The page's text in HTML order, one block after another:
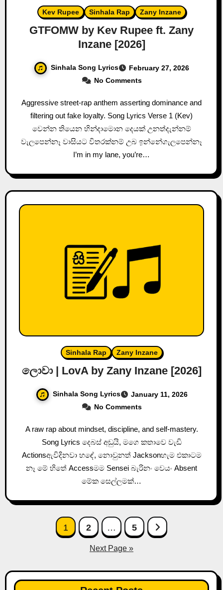
Kev Rupee Sinhala Rap Zany Inzane
GTFOMW by Kev Rupee ft. Zany
Inzane [2026]
Sinhala Song Lyrics
February 27, 2026
No Comments
Aggressive street-rap anthem asserting dominance and
filtering out fake loyalty. Song Lyrics Verse 1 (Kev)
වෙන්න තියෙන හින්දාමොන දෙයක් උනත්දැන්නම්
වැලපෙන්නෑ වාසියට විතරක්නම් උබ ඉන්නේගැලපෙන්නෑ
I’m in my lane, you’re…
Sinhala Rap Zany Inzane
ලොවා | LovA by Zany Inzane [2026]
Sinhala Song Lyrics
January 11, 2026
No Comments
A raw rap about mindset, discipline, and self-mastery.
Song Lyrics දෙබස් අඩුයි, මගෙ කතාවෙ වැඩි
Actionsඇවිදිනවා හඳේ, නොවුනත් Jacksonහැම එකාටම
නෑ මේ හිතේ Accessමම Sensei බැරිනං වෙයං Absent
මේක සෙල්ලමක්…
1 2 … 5
Next Page »